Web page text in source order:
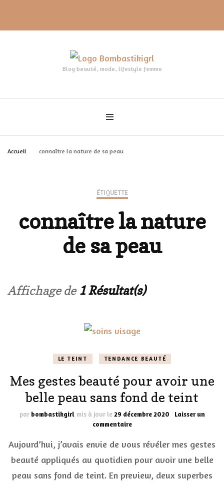
Blog beauté, mode, lifestyle femme
Accueil connaître la nature de sa peau
ÉTIQUETTE
connaître la nature
de sa peau
Affichage de 1 Résultat(s)
LE TEINT TENDANCE BEAUTÉ
Mes gestes beauté pour avoir une
belle peau sans fond de teint
par bombastikgirl mis à jour le29 décembre 2020
Laisser un
commentairesur
gestes
pour
avoir
Aujourd’hui, j’avais envie de vous révéler mes gestes
beauté appliqués au quotidien pour avoir une belle
peau sans fond de teint. En preview, deux superbes